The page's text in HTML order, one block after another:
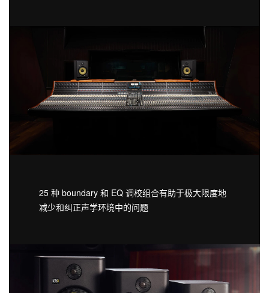
25 种 boundary 和 EQ 调校组合有助于极大限度地
减少和纠正声学环境中的问题